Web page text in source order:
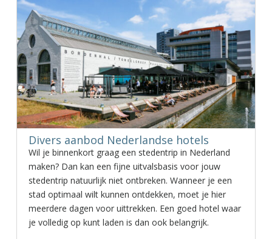
Divers aanbod Nederlandse hotels
Wil je binnenkort graag een stedentrip in Nederland
maken? Dan kan een fijne uitvalsbasis voor jouw
stedentrip natuurlijk niet ontbreken. Wanneer je een
stad optimaal wilt kunnen ontdekken, moet je hier
meerdere dagen voor uittrekken. Een goed hotel waar
je volledig op kunt laden is dan ook belangrijk.